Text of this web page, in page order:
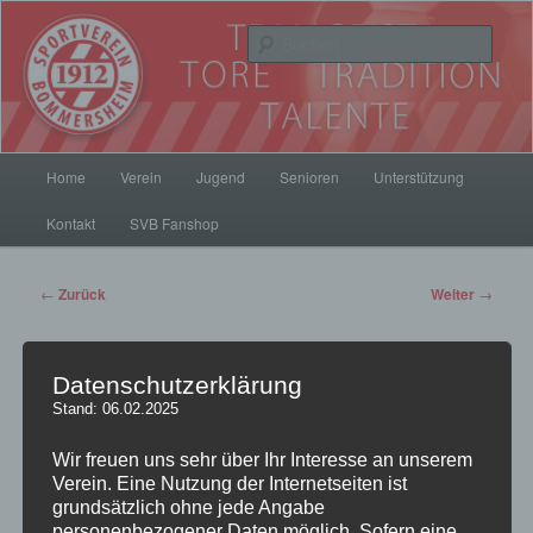
Inhalt
wechseln
SV Bommersheim 1912
Home Verein Jugend Senioren Unterstützung
Kontakt SVB Fanshop
Beitrags-
← Zurück Weiter →
SVB Alte Herren suchen
Nachwuchs.
Veröffentlicht am20. Mai 2023vonpillepalle
Datenschutzerklärung
Stand: 06.02.2025
Wir freuen uns sehr über Ihr Interesse an unserem
Verein. Eine Nutzung der Internetseiten ist
grundsätzlich ohne jede Angabe